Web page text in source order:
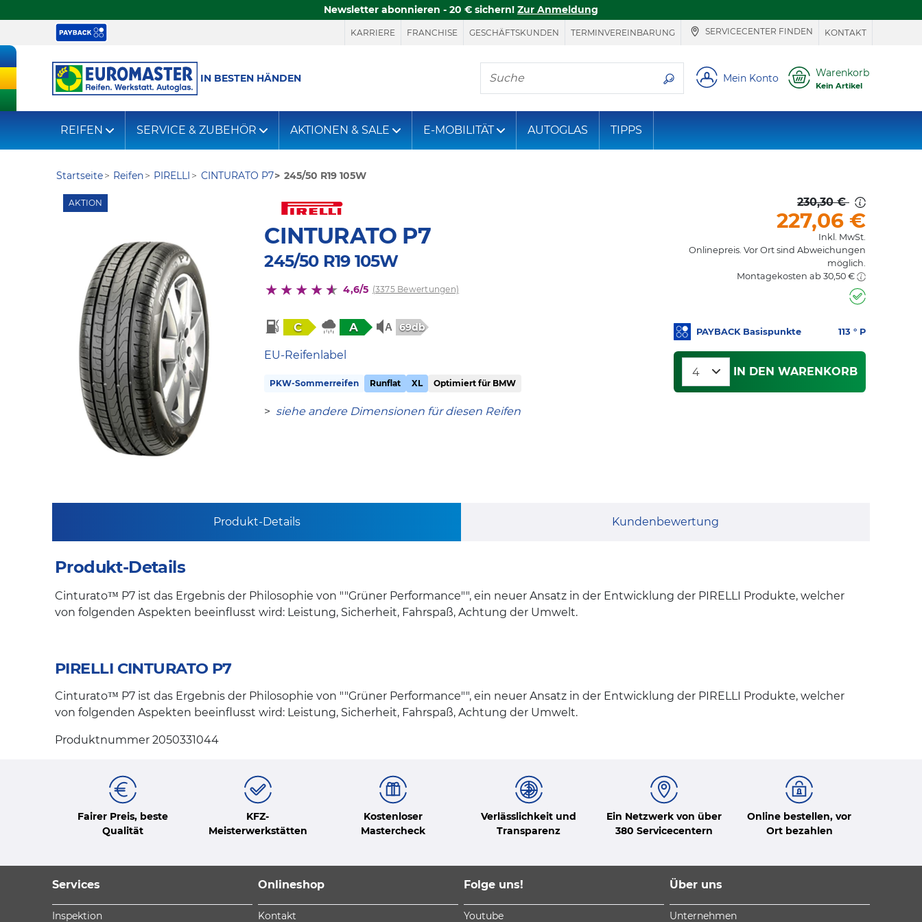
Newsletter abonnieren - 20 € sichern! Zur Anmeldung
KARRIERE FRANCHISE GESCHÄFTSKUNDEN TERMINVEREINBARUNG SERVICECENTER FINDEN KONTAKT
IN BESTEN HÄNDEN
Hier finden Sie, was Sie suchen
Mein Konto Warenkorb
Kein Artikel
REIFEN SERVICE & ZUBEHÖR AKTIONEN & SALE E-MOBILITÄT AUTOGLAS TIPPS
Startseite Reifen PIRELLI CINTURATO P7 245/50 R19 105W
AKTION
CINTURATO P7
245/50 R19 105W
4,6/5 (3375 Bewertungen)
C A 69db
EU-Reifenlabel
PKW-Sommerreifen Runflat XL Optimiert für BMW
> siehe andere Dimensionen für diesen Reifen
230,30 €
227,06 €
Inkl. MwSt.
Onlinepreis. Vor Ort sind Abweichungen
möglich.
Montagekosten ab 30,50 €
PAYBACK Basispunkte 113 ° P
IN DEN WARENKORB
Produkt-Details Kundenbewertung
Produkt-Details
Cinturato™ P7 ist das Ergebnis der Philosophie von ""Grüner Performance"", ein neuer Ansatz in der Entwicklung der PIRELLI Produkte, welcher
von folgenden Aspekten beeinflusst wird: Leistung, Sicherheit, Fahrspaß, Achtung der Umwelt.
PIRELLI CINTURATO P7
Cinturato™ P7 ist das Ergebnis der Philosophie von ""Grüner Performance"", ein neuer Ansatz in der Entwicklung der PIRELLI Produkte, welcher
von folgenden Aspekten beeinflusst wird: Leistung, Sicherheit, Fahrspaß, Achtung der Umwelt.
Produktnummer 2050331044
Fairer Preis, beste
Qualität
KFZ-
Meisterwerkstätten
Kostenloser
Mastercheck
Verlässlichkeit und
Transparenz
Ein Netzwerk von über
380 Servicecentern
Online bestellen, vor
Ort bezahlen
Services
Inspektion
Onlineshop
Kontakt
Folge uns!
Youtube
Über uns
Unternehmen